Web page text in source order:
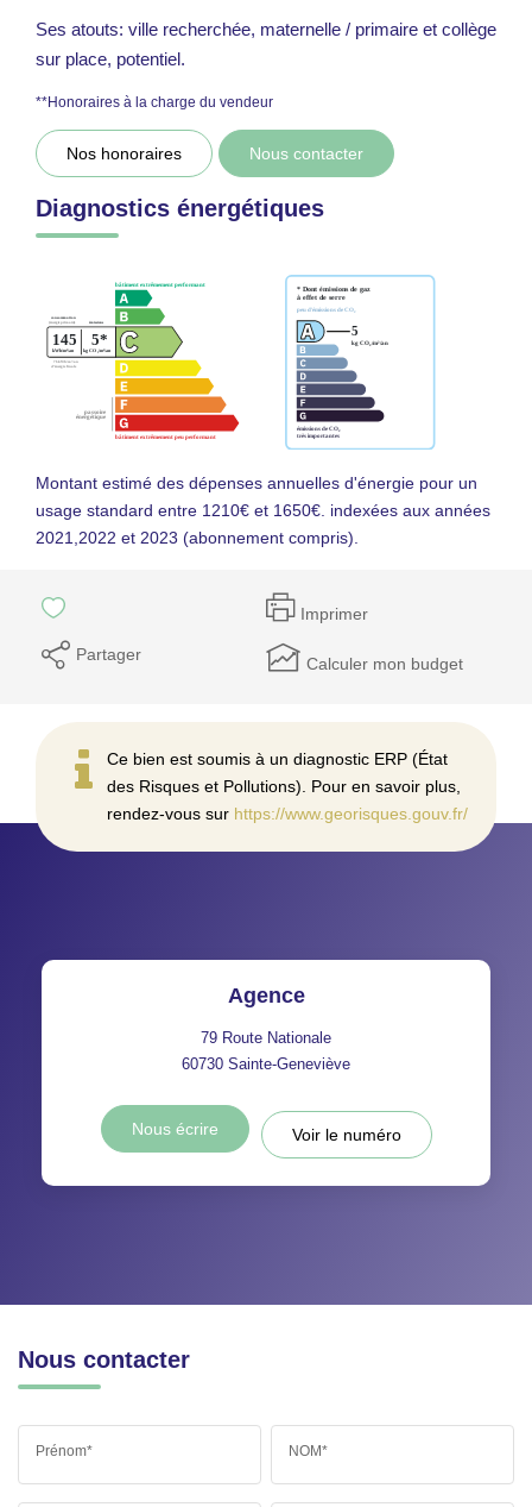
Ses atouts: ville recherchée, maternelle / primaire et collège
sur place, potentiel.
**Honoraires à la charge du vendeur
Nos honoraires Nous contacter
Diagnostics énergétiques
Montant estimé des dépenses annuelles d'énergie pour un
usage standard entre 1210€ et 1650€. indexées aux années
2021,2022 et 2023 (abonnement compris).
Imprimer
Partager Calculer mon budget
Ce bien est soumis à un diagnostic ERP (État
des Risques et Pollutions). Pour en savoir plus,
rendez-vous sur https://www.georisques.gouv.fr/
Agence
79 Route Nationale
60730 Sainte-Geneviève
Nous écrire Voir le numéro
Nous contacter
Prénom* NOM*